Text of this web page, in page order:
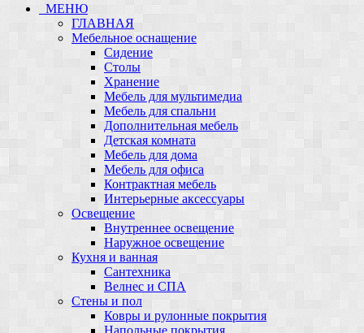
МЕНЮ
ГЛАВНАЯ
Мебельное оснащение
Сидение
Столы
Хранение
Мебель для мультимедиа
Мебель для спальни
Дополнительная мебель
Детская комната
Мебель для дома
Мебель для офиса
Контрактная мебель
Интерьерные аксессуары
Освещение
Внутреннее освещение
Наружное освещение
Кухня и ванная
Сантехника
Велнес и СПА
Стены и пол
Ковры и рулонные покрытия
Напольные покрытия